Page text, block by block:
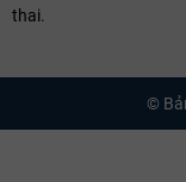
thai.
©